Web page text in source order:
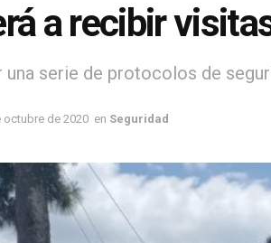
a recibir
serie de protocolos de
octubre de 2020 en Seguridad